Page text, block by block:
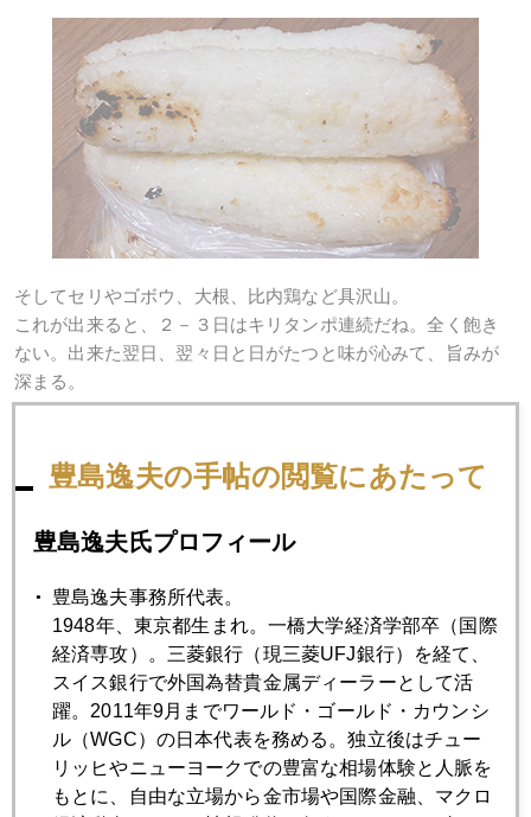
そしてセリやゴボウ、大根、比内鶏など具沢山。
これが出来ると、２－３日はキリタンポ連続だね。全く飽き
ない。出来た翌日、翌々日と日がたつと味が沁みて、旨みが
深まる。
2015年
1月 2月 3月 4月
7月 8月 9月
2015年01月30日
貴金属急落
2015年01月29日
豊島逸夫の手帖の閲覧にあたって
豊島逸夫氏プロフィール
豊島逸夫事務所代表。
1948年、東京都生まれ。一橋大学経済学部卒（国際
経済専攻）。三菱銀行（現三菱UFJ銀行）を経て、
スイス銀行で外国為替貴金属ディーラーとして活
躍。2011年9月までワールド・ゴールド・カウンシ
ル（WGC）の日本代表を務める。独立後はチュー
リッヒやニューヨークでの豊富な相場体験と人脈を
もとに、自由な立場から金市場や国際金融、マクロ